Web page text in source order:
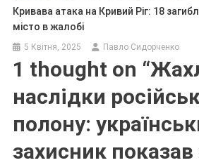
Кривава атака на Кривий Ріг: 18
місто в жалобі
5 Квітня, 2025 Павло Сидорченко
1 thought on “
наслідки
полону:
захисник показав